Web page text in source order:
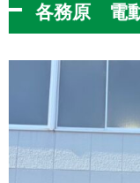
各務原 電